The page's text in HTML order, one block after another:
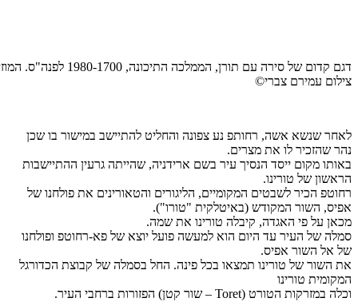
דגם קדום של סירה עם תורן, הממלכה התיכונה, 1980-1700 לפנה"ס. המוזיאון המצרי, טורינו
צילום עמירם צברי©
לאחר שנשא אשה, רחותפ נע צפונה והחליט להתיישב במישור בו שכן
נהר שהזכיר לו את מצרים.
באותו מקום ייסד הנסיך עיר בשם ארידניה, שהייתה גרעין ההתיישבות
הראשון של טורינו.
רחוטפ הכיר לשבטים המקומיים, הליגורים והטאורינים את פולחנו של
אפיס, השור המקודש (באיטלקית "טורו").
מכאן על פי האגדה, קיבלה טורינו את שמה.
סמלה של העיר עד היום הוא למעשה פועל יוצא של פא-רחוטפ ופולחנו
של אל השור אפיס.
את השור של טורינו תמצאו בכל פינה. החל בסמלה של קבוצת הכדורגל
המקומית טורינו
וכלה במזרקות הטורט (Toret – שור קטן) הפזורות ברחבי העיר.